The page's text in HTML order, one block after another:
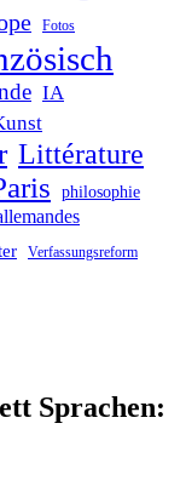
Fotos
IA
Littérature
philosophie
Verfassungsreform
Sprachen: